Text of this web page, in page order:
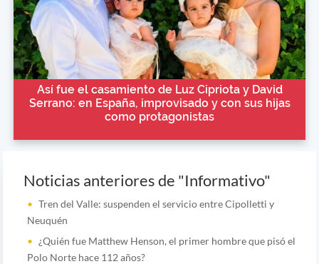
Así fue el casamiento de Luz Cipriota y David
Serrano: en España, improvisado y con sus hijas
como protagonistas
Noticias anteriores de "Informativo"
Tren del Valle: suspenden el servicio entre Cipolletti y
Neuquén
¿Quién fue Matthew Henson, el primer hombre que pisó el
Polo Norte hace 112 años?